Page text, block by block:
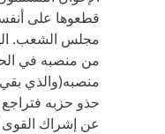
قطعوها على
مجلس الشعب.
من منصبه في
منصبه(والذي
حذو حزبه
عن إشراك